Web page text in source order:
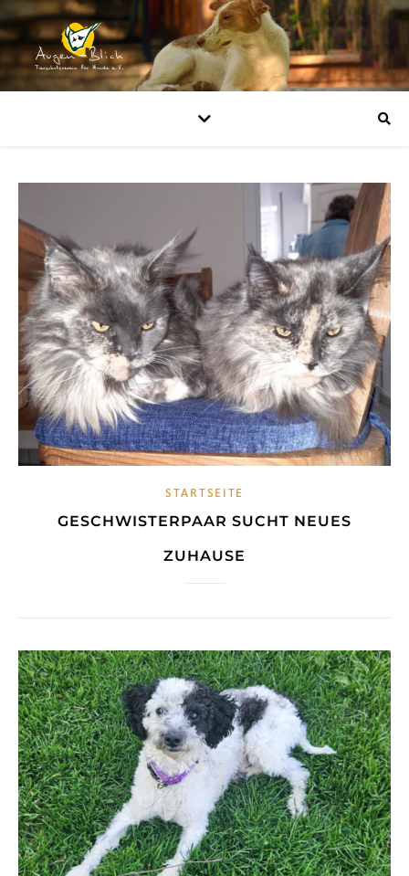
STARTSEITE
GESCHWISTERPAAR SUCHT NEUES
ZUHAUSE